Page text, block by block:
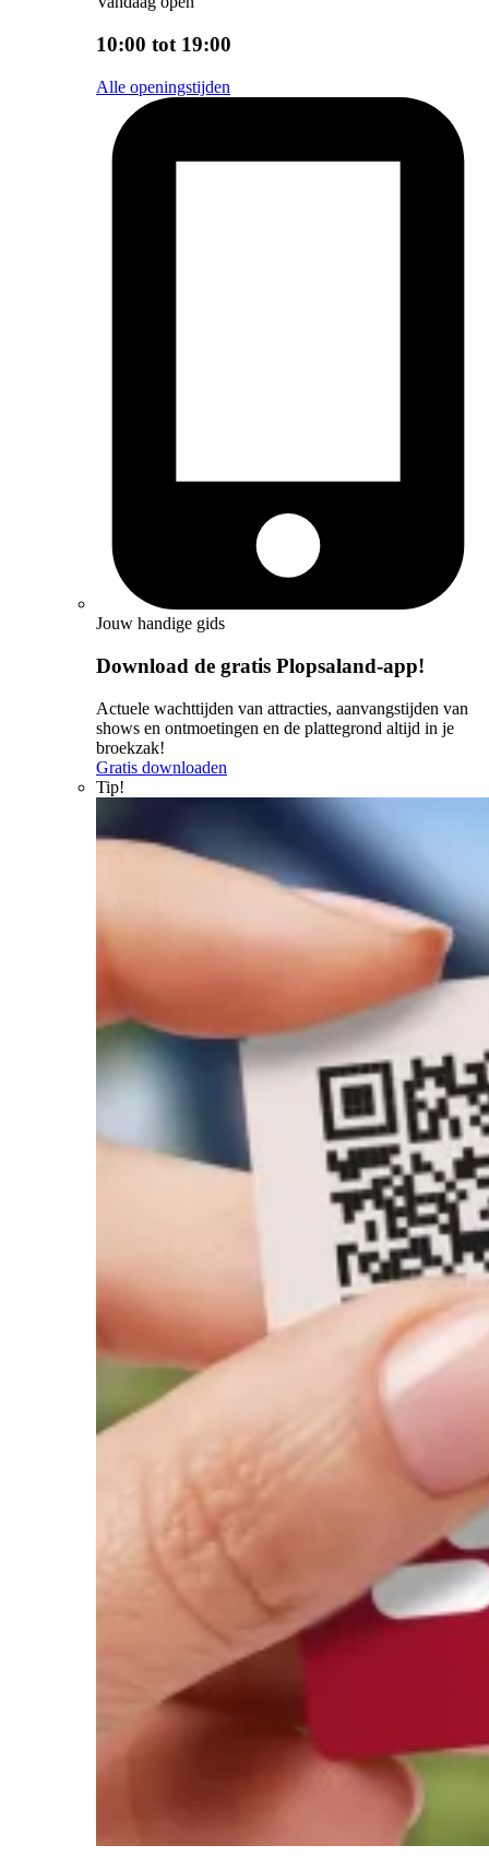
10:00 tot 19:00
Alle openingstijden
Jouw handige gids
Download de gratis Plopsaland-app!
Actuele wachttijden van attracties, aanvangstijden van
shows en ontmoetingen en de plattegrond altijd in je
broekzak!
Gratis downloaden
Tip!